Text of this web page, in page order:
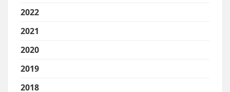
2022
2021
2020
2019
2018